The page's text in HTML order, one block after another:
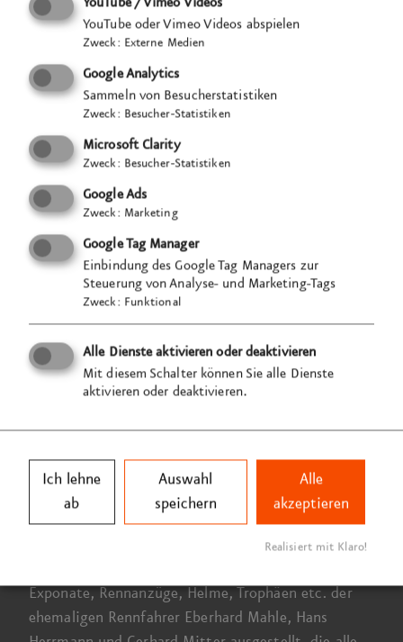
Die Solitude-Rundstrecke ist11,5 kmlang.
Kreativität, der Blick in die eigene Kind­heit und ein
geeigneter Maßstab sind ausreichend. Wir bauen
eine Slotcar-Rennstrecke, die der Solitude-Renn­
strecke nach­empfunden wird.
stück der Ausstellung.
Strecken­abschnitte kennen. Die teils leichten, teils
heiklen Kurven, die temporeichen Geraden werden
zu packenden Heraus­forderungen und lassen die
Spannung, die vor über56 Jahrenüber der Solitude
lag, spüren. Die sechsOldtimer-Slotcars
unterstützen die nostalgische Wahr­nehmung. Ein
zeit­entsprechenderFormel I-Rennwagen, ein
Ausstellung nicht fehlen, um die Realität und
Authentizität aufzugreifen.
Die Betrachter*innen
können diese Fahrzeuge in realer Größe erleben,
erhalten ein Gefühl für Dimension, Kraft und
Exponate, Renn­anzüge, Helme, Trophäen etc. der
ehemaligen Renn­fahrer Eberhard Mahle, Hans
YouTube oder Vimeo Videos abspielen
Zweck: Externe Medien
Google Analytics
Sammeln von Besucherstatistiken
Zweck: Besucher-Statistiken
Microsoft Clarity
Zweck: Besucher-Statistiken
Google Ads
Zweck: Marketing
Google Tag Manager
Einbindung des Google Tag Managers zur
Steuerung von Analyse- und Marketing-Tags
Zweck: Funktional
Alle Dienste aktivieren oder deaktivieren
Mit diesem Schalter können Sie alle Dienste
aktivieren oder deaktivieren.
Ich lehne
ab
Auswahl
speichern
Alle
akzeptieren
Realisiert mit Klaro!